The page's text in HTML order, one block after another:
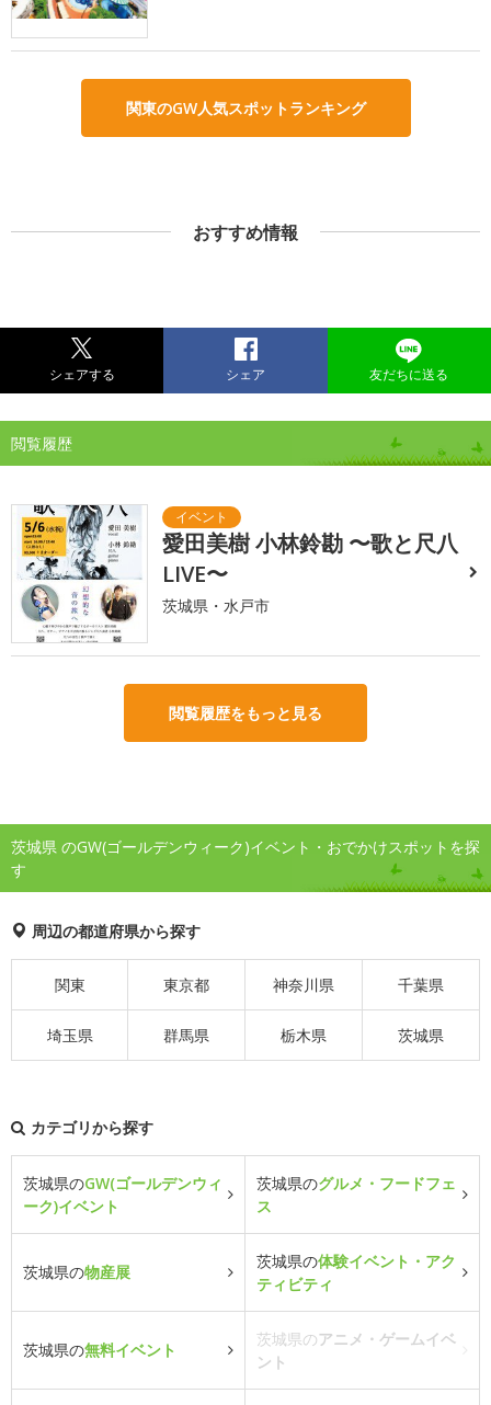
関東のGW人気スポットランキング
おすすめ情報
シェアする シェア 友だちに送る
閲覧履歴
愛田美樹 小林鈴勘 〜歌と尺八
LIVE〜
茨城県・水戸市
閲覧履歴をもっと見る
茨城県 のGW(ゴールデンウィーク)イベント・おでかけスポットを探
す
周辺の都道府県から探す
関東 東京都 神奈川県 千葉県
埼玉県 群馬県 栃木県 茨城県
カテゴリから探す
茨城県のGW(ゴールデンウィ
ーク)イベント
茨城県のグルメ・フードフェ
ス
茨城県の物産展
茨城県の体験イベント・アク
ティビティ
茨城県の無料イベント
茨城県のアニメ・ゲームイベ
ント